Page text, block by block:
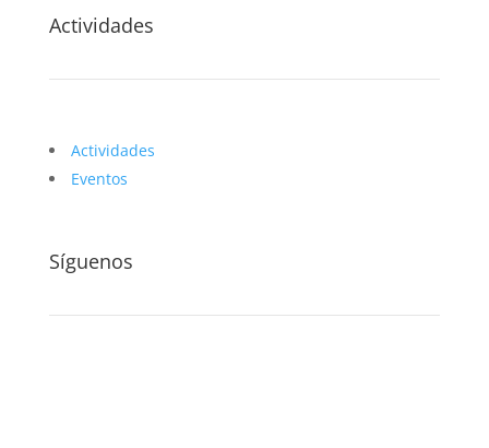
Actividades
Actividades
Eventos
Síguenos